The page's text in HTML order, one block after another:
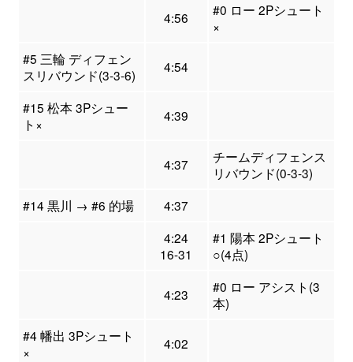
4:56
#0 ロー 2Pシュート
×
#5 三輪 ディフェン
スリバウンド(3-3-6)
4:54
#15 松本 3Pシュー
ト×
4:39
4:37
チームディフェンス
リバウンド(0-3-3)
#14 黒川 → #6 的場
4:37
4:24
16-31
#1 陽本 2Pシュート
○(4点)
4:23
#0 ロー アシスト(3
本)
#4 幡出 3Pシュート
×
4:02